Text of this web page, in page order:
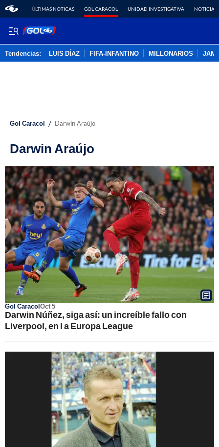
ÚLTIMAS NOTICAS GOL CARACOL UNIDAD INVESTIGATIVA NOTICIAS
Tendencias: LUIS DÍAZ FIFA-INFANTINO MILLONARIOS
Gol Caracol / Darwin Araújo
Darwin Araújo
Gol CaracolOct 5
Darwin Núñez, siga así: un increíble fallo con
Liverpool, en l a Europa League